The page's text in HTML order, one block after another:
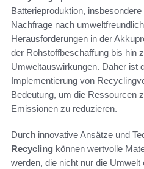
Batterieproduktion,
Nachfrage nach
Herausforderungen in der
der Rohstoffbeschaffung bis hin
Umweltauswirkungen. Daher ist
Implementierung von
Bedeutung, um die Ressourcen
Emissionen zu reduzieren.
Durch innovative Ansätze und
Recycling können wertvolle
werden, die nicht nur die